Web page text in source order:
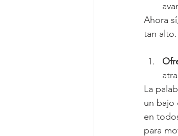
Ahora
tan alto.
La
un bajo
en
para